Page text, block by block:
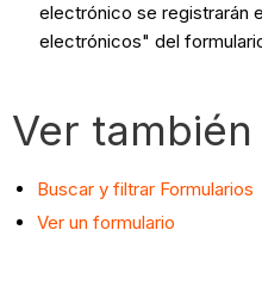
electrónico se registrarán
electrónicos" del
Ver también
Buscar y filtrar Formularios
Ver un formulario